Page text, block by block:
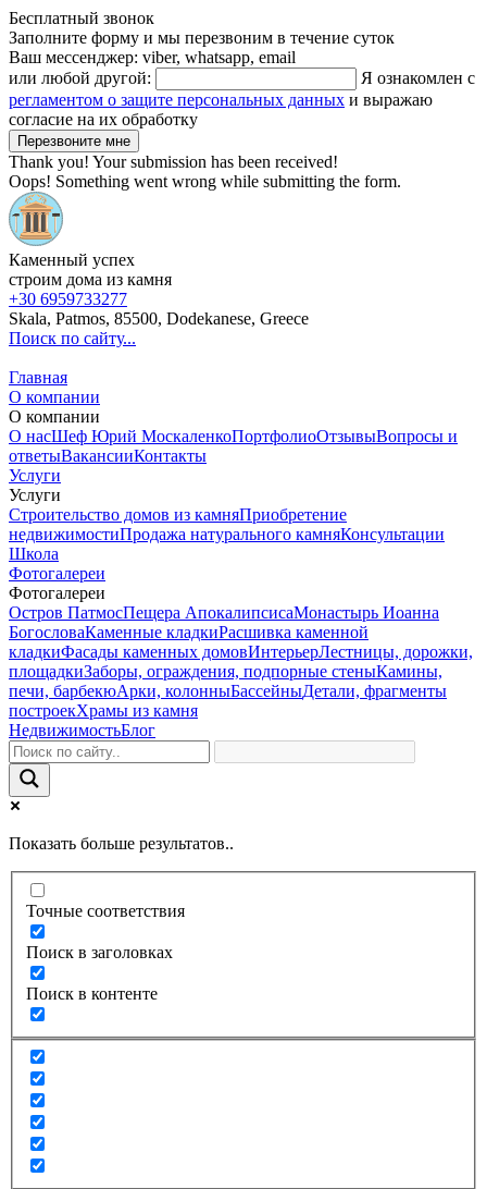
Бесплатный звонок
Заполните форму и мы перезвоним в течение суток
Ваш мессенджер: viber, whatsapp, email
или любой другой:
Я ознакомлен с
регламентом о защите персональных данных и выражаю
согласие на их обработку
Thank you! Your submission has been received!
Oops! Something went wrong while submitting the form.
Каменный успех
строим дома из камня
+30 6959733277
Skala, Patmos, 85500, Dodekanese, Greece
Поиск по сайту...
Главная
О компании
О компании
О насШеф Юрий МоскаленкоПортфолиоОтзывыВопросы и
ответыВакансииКонтакты
Услуги
Услуги
Строительство домов из камняПриобретение
недвижимостиПродажа натурального камняКонсультации
Школа
Фотогалереи
Фотогалереи
Остров ПатмосПещера АпокалипсисаМонастырь Иоанна
БогословаКаменные кладкиРасшивка каменной
кладкиФасады каменных домовИнтерьерЛестницы, дорожки,
площадкиЗаборы, ограждения, подпорные стеныКамины,
печи, барбекюАрки, колонныБассейныДетали, фрагменты
построекХрамы из камня
НедвижимостьБлог
Показать больше результатов..
Точные соответствия
Поиск в заголовках
Поиск в контенте